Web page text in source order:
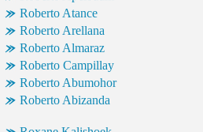
Roberto Atance
Roberto Arellana
Roberto Almaraz
Roberto Campillay
Roberto Abumohor
Roberto Abizanda